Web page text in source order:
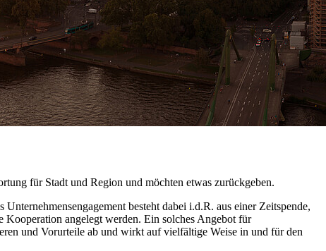
für Stadt und Region und möchten etwas zurückgeben.
besteht dabei i.d.R. aus einer Zeitspende,
angelegt werden. Ein solches Angebot für
und Vorurteile ab und wirkt auf vielfältige Weise in und für den